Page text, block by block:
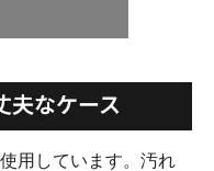
用しています。汚れ